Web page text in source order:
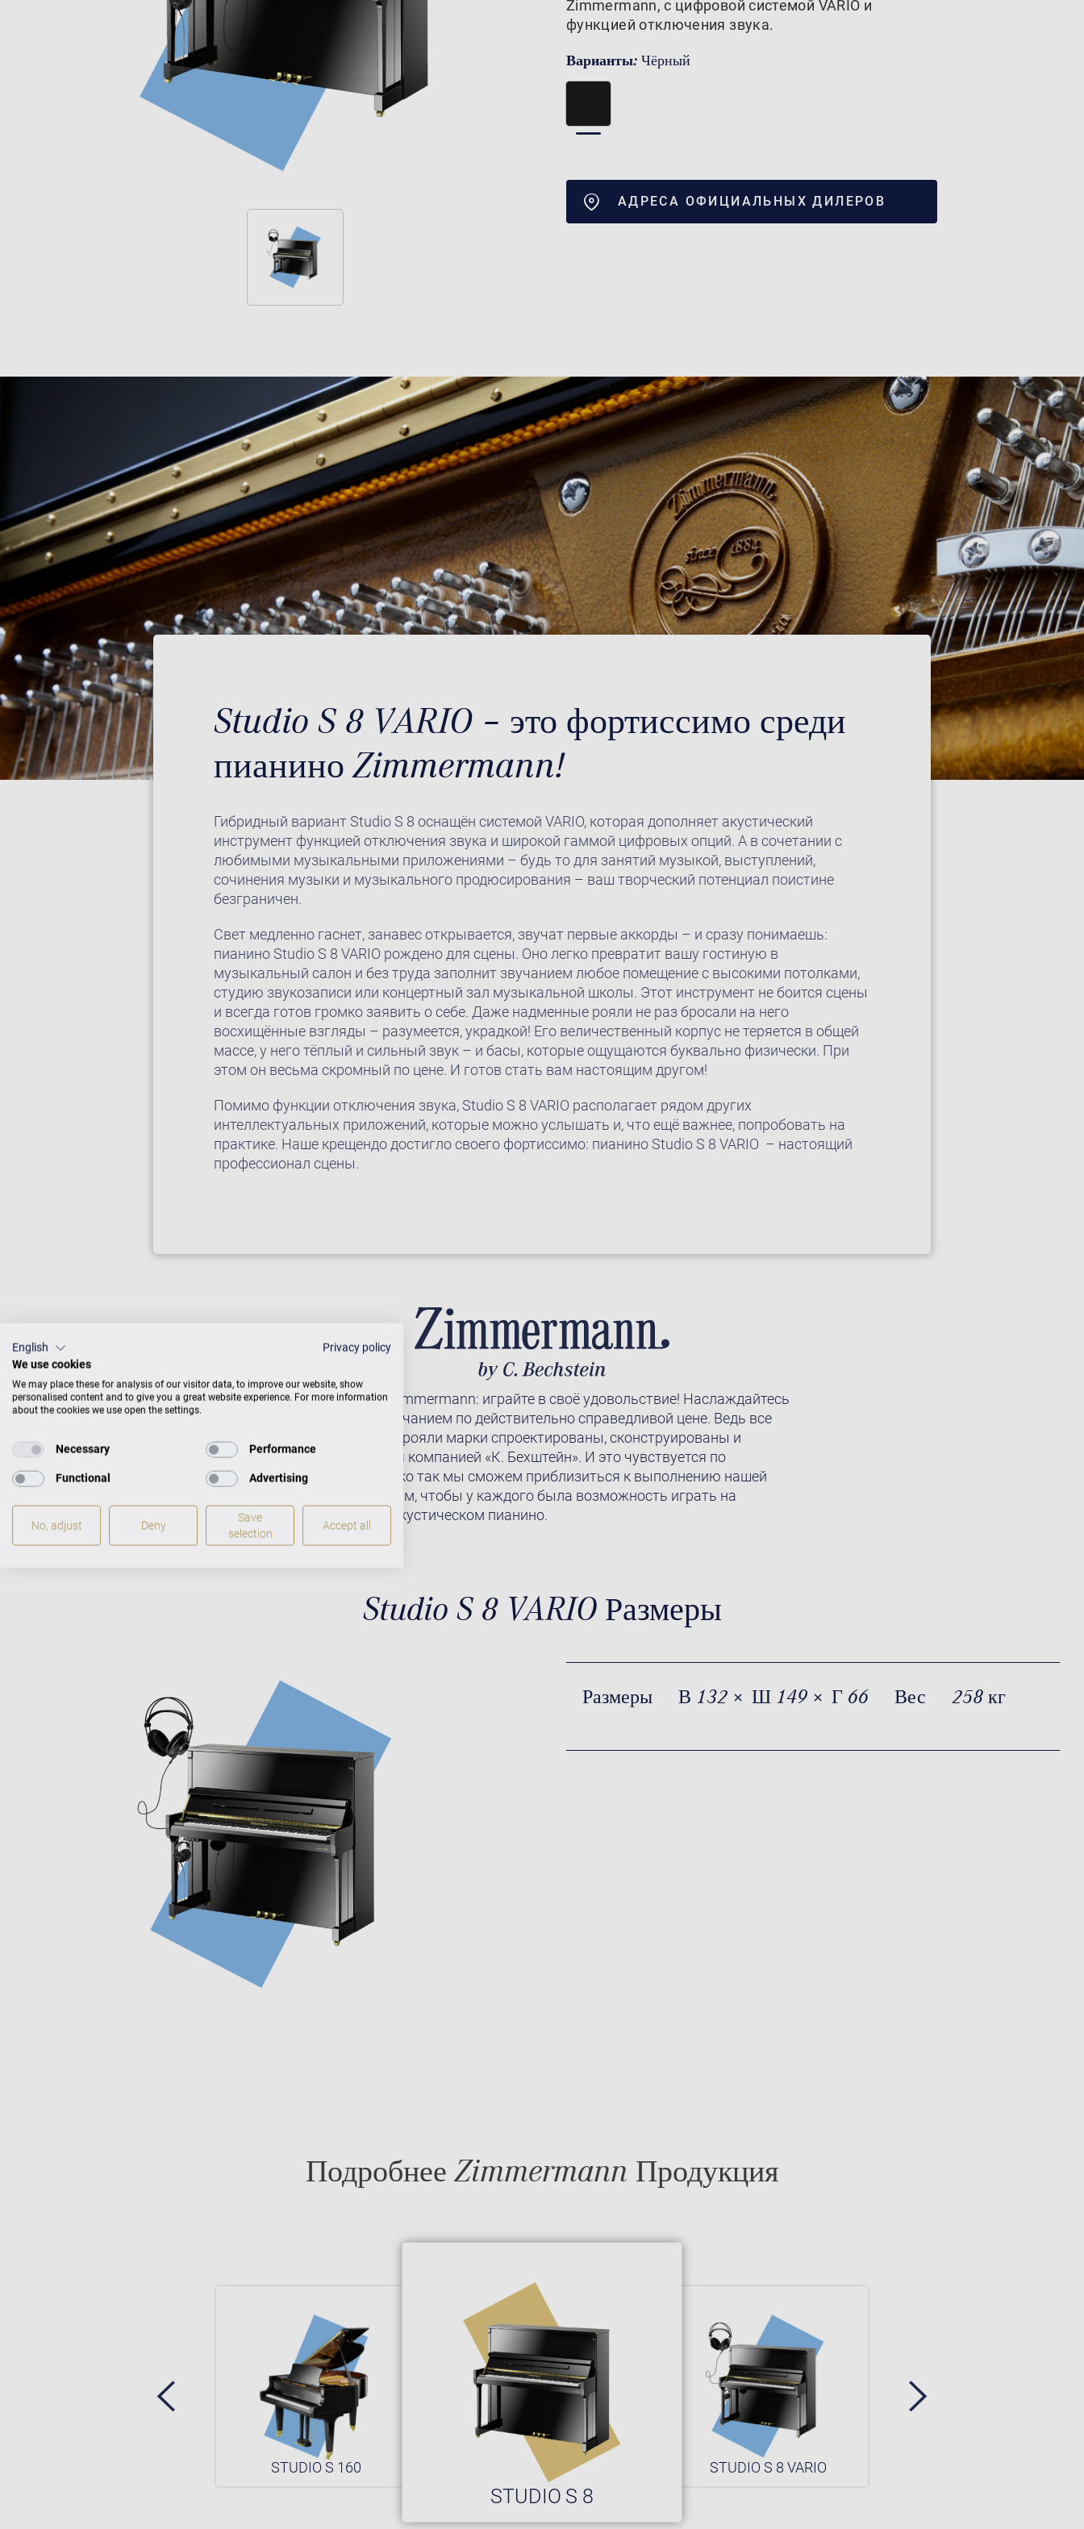
Zimmermann, с цифровой системой VARIO и
функцией отключения звука.
Варианты: Чёрный
АДРЕСА ОФИЦИАЛЬНЫХ ДИЛЕРОВ
Studio S 8 VARIO – это фортиссимо среди
пианино Zimmermann!
Гибридный вариант Studio S 8 оснащён системой VARIO, которая дополняет акустический
инструмент функцией отключения звука и широкой гаммой цифровых опций. А в сочетании с
любимыми музыкальными приложениями – будь то для занятий музыкой, выступлений,
сочинения музыки и музыкального продюсирования – ваш творческий потенциал поистине
безграничен.
Свет медленно гаснет, занавес открывается, звучат первые аккорды – и сразу понимаешь:
пианино Studio S 8 VARIO рождено для сцены. Оно легко превратит вашу гостиную в
музыкальный салон и без труда заполнит звучанием любое помещение с высокими потолками,
студию звукозаписи или концертный зал музыкальной школы. Этот инструмент не боится сцены
и всегда готов громко заявить о себе. Даже надменные рояли не раз бросали на него
восхищённые взгляды – разумеется, украдкой! Его величественный корпус не теряется в общей
массе, у него тёплый и сильный звук – и басы, которые ощущаются буквально физически. При
этом он весьма скромный по цене. И готов стать вам настоящим другом!
Помимо функции отключения звука, Studio S 8 VARIO располагает рядом других
интеллектуальных приложений, которые можно услышать и, что ещё важнее, попробовать на
практике. Наше крещендо достигло своего фортиссимо: пианино Studio S 8 VARIO – настоящий
профессионал сцены.
Инструменты Zimmermann: играйте в своё удовольствие! Наслаждайтесь
прекрасным звучанием по действительно справедливой цене. Ведь все
наши пианино и рояли марки спроектированы, сконструированы и
контролируются компанией «К. Бехштейн». И это чувствуется по
звучанию! Только так мы сможем приблизиться к выполнению нашей
миссии: мы хотим, чтобы у каждого была возможность играть на
качественном акустическом пианино.
Studio S 8 VARIO Размеры
Размеры В 132 × Ш 149 × Г 66 Вес 258 кг
Подробнее Zimmermann Продукция
STUDIO S 160
STUDIO S 8
STUDIO S 8 VARIO
English
Privacy policy
We use cookies
We may place these for analysis of our visitor data, to improve our website, show
personalised content and to give you a great website experience. For more information
about the cookies we use open the settings.
Necessary Performance
Functional Advertising
No, adjust Deny
Save
selection
Accept all